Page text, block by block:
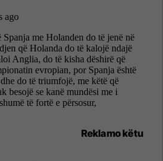
Reklamo këtu